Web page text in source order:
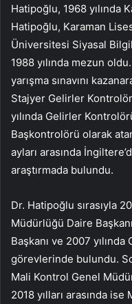
Hatipoğlu, 1968 yılında
Hatipoğlu, Karaman
Üniversitesi Siyasal
1988 yılında mezun
yarışma sınavını
Stajyer Gelirler
yılında Gelirler
Başkontrolörü olarak
ayları arasında
araştırmada bulundu.
Dr. Hatipoğlu sırasıyla
Müdürlüğü Daire
Başkanı ve 2007 yılında
görevlerinde bulundu.
Mali Kontrol Genel
2018 yılları arasında ise